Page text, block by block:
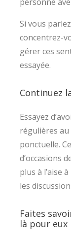
Si vous
concentrez-
gérer ces
essayée.
Continuez
Essayez
régulières au
ponctuelle.
d’occasions
plus à l’aise
les
Faites
là pour eux